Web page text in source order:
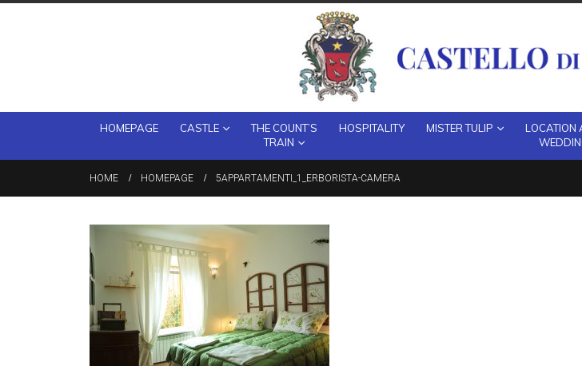
HOMEPAGE CASTLE
THE COUNT’S
TRAIN
HOSPITALITY MISTER TULIP
LOCATION
HOME HOMEPAGE 5APPARTAMENTI_1_ERBORISTA-CAMERA